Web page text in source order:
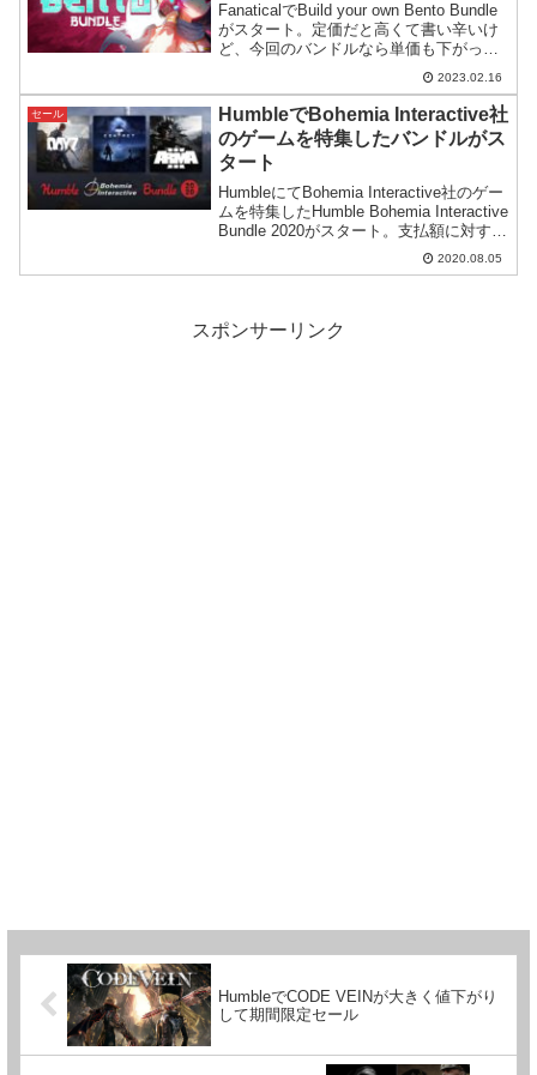
FanaticalでBuild your own Bento Bundle
がスタート。定価だと高くて書い辛いけ
ど、今回のバンドルなら単価も下がって
買いやすい…というようなゲームが集め
2023.02.16
セール
HumbleでBohemia Interactive社
のゲームを特集したバンドルがス
タート
HumbleにてBohemia Interactive社のゲー
ムを特集したHumble Bohemia Interactive
Bundle 2020がスタート。支払額に対する
受け取り内容の総額が大きくコストパフ
2020.08.05
スポンサーリンク
HumbleでCODE VEINが大きく値下がり
して期間限定セール